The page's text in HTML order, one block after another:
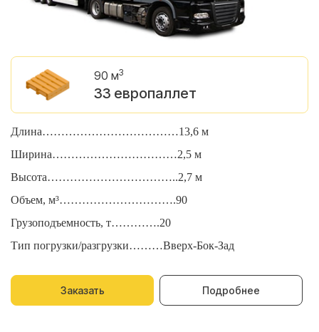
90 м3
33 европаллет
Длина………………………………13,6 м
Ширина……………………………2,5 м
Высота……………………………..2,7 м
Объем, м³………………………….90
Грузоподъемность, т………….20
Тип погрузки/разгрузки………Вверх-Бок-Зад
Заказать Подробнее